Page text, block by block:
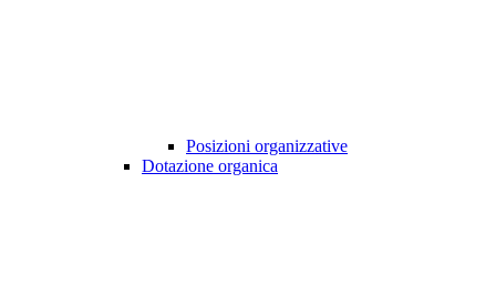
Posizioni organizzative
Dotazione organica